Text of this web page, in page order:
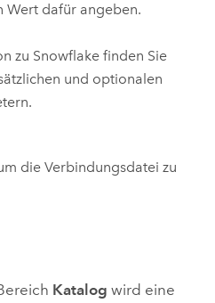
Wert dafür angeben.
zu Snowflakefinden Sie
und optionalen
die Verbindungsdatei zu
Katalog wird eine